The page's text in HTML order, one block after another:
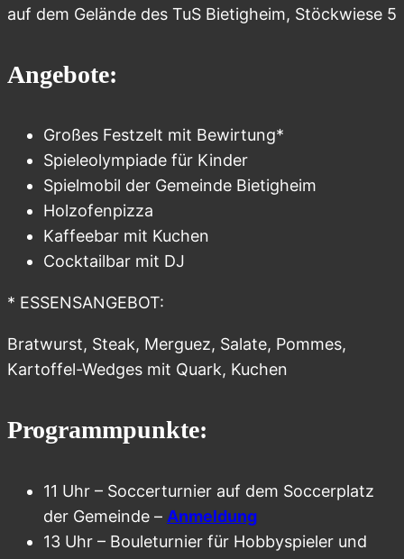
auf dem Gelände des TuS Bietigheim, Stöckwiese 5
Angebote:
Großes Festzelt mit Bewirtung*
Spieleolympiade für Kinder
Spielmobil der Gemeinde Bietigheim
Holzofenpizza
Kaffeebar mit Kuchen
Cocktailbar mit DJ
* ESSENSANGEBOT:
Bratwurst, Steak, Merguez, Salate, Pommes,
Kartoffel-Wedges mit Quark, Kuchen
Programmpunkte:
11 Uhr – Soccerturnier auf dem Soccerplatz
der Gemeinde – Anmeldung
13 Uhr – Bouleturnier für Hobbyspieler und